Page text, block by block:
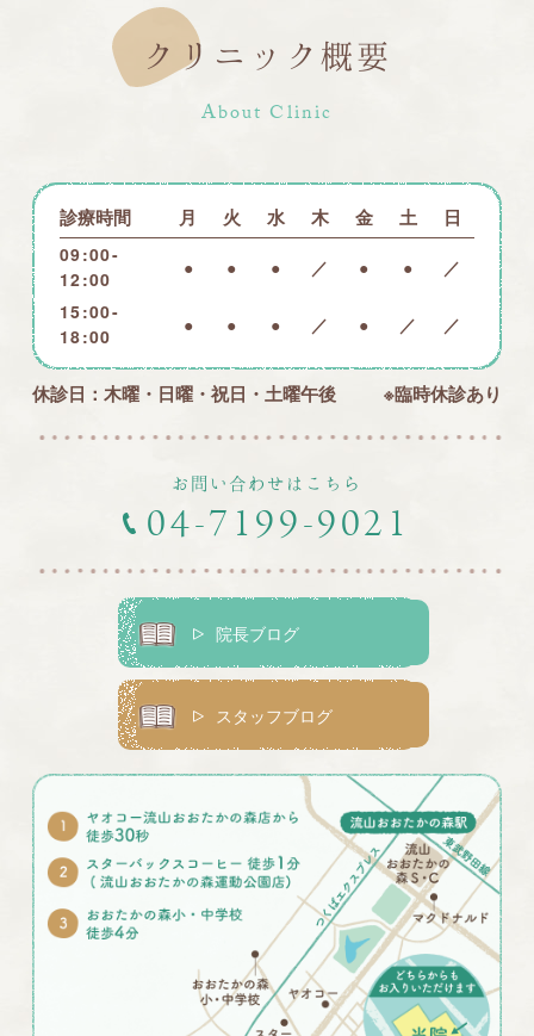
クリニック概要
About Clinic
診療時間 月 火 水 木 金 土 日
09:00-
12:00
● ● ● ／ ● ●
／
15:00-
18:00
● ● ● ／ ● ／ ／
休診日：木曜・日曜・祝日・土曜午後 ※臨時休診あり
お問い合わせはこちら
04-7199-9021
院長ブログ
スタッフブログ